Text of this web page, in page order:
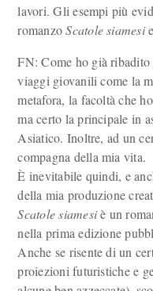
lavori. Gli esempi più
romanzoScatole siamesi
FN: Come ho già
viaggi giovanili come la
metafora, la facoltà che
ma certo la principale in
Asiatico. Inoltre, ad un
compagna della mia vita.
È inevitabile quindi, e
della mia produzione
Scatole siamesiè un
nella prima edizione
Anche se risente di un
proiezioni futuristiche e